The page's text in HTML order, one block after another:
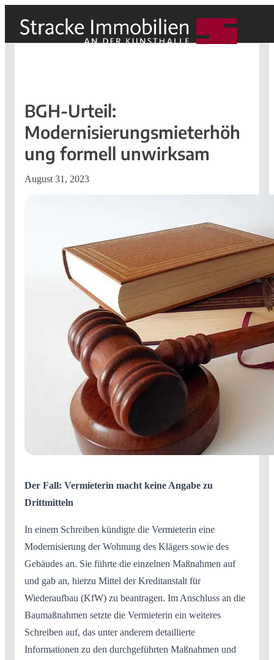
BGH-Urteil:
Modernisierungsmieterhöh
ung formell unwirksam
August 31, 2023
Der Fall: Vermieterin macht keine Angabe zu
Drittmitteln
In einem Schreiben kündigte die Vermieterin eine
Modernisierung der Wohnung des Klägers sowie des
Gebäudes an. Sie führte die einzelnen Maßnahmen auf
und gab an, hierzu Mittel der Kreditanstalt für
Wiederaufbau (KfW) zu beantragen. Im Anschluss an die
Baumaßnahmen setzte die Vermieterin ein weiteres
Schreiben auf, das unter anderem detaillierte
Informationen zu den durchgeführten Maßnahmen und